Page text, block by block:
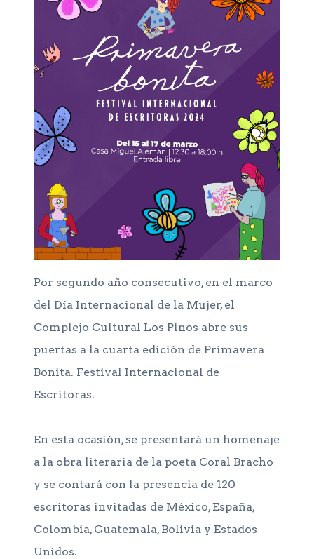
Por segundo año consecutivo, en el marco
del Día Internacional de la Mujer, el
Complejo Cultural Los Pinos abre sus
puertas a la cuarta edición de Primavera
Bonita. Festival Internacional de
Escritoras.
En esta ocasión, se presentará un homenaje
a la obra literaria de la poeta Coral Bracho
y se contará con la presencia de 120
escritoras invitadas de México, España,
Colombia, Guatemala, Bolivia y Estados
Unidos.